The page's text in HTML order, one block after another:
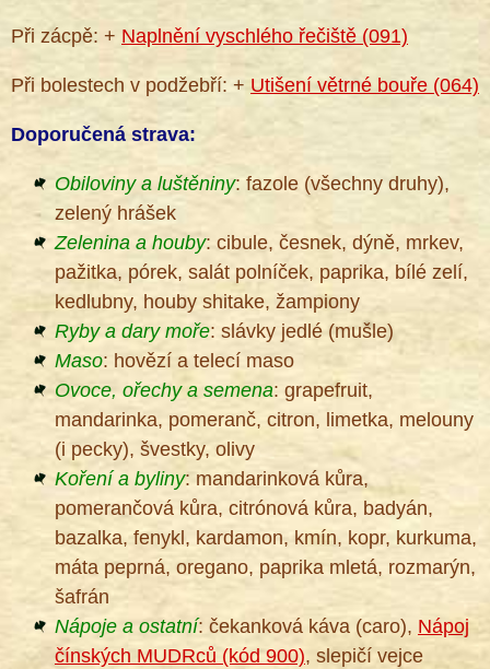
Při zácpě: + Naplnění vyschlého řečiště (091)
Při bolestech v podžebří: + Utišení větrné bouře (064)
Doporučená strava:
Obiloviny a luštěniny: fazole (všechny druhy),
zelený hrášek
Zelenina a houby: cibule, česnek, dýně, mrkev,
pažitka, pórek, salát polníček, paprika, bílé zelí,
kedlubny, houby shitake, žampiony
Ryby a dary moře: slávky jedlé (mušle)
Maso: hovězí a telecí maso
Ovoce, ořechy a semena: grapefruit,
mandarinka, pomeranč, citron, limetka, melouny
(i pecky), švestky, olivy
Koření a byliny: mandarinková kůra,
pomerančová kůra, citrónová kůra, badyán,
bazalka, fenykl, kardamon, kmín, kopr, kurkuma,
máta peprná, oregano, paprika mletá, rozmarýn,
šafrán
Nápoje a ostatní: čekanková káva (caro), Nápoj
čínských MUDRců (kód 900), slepičí vejce